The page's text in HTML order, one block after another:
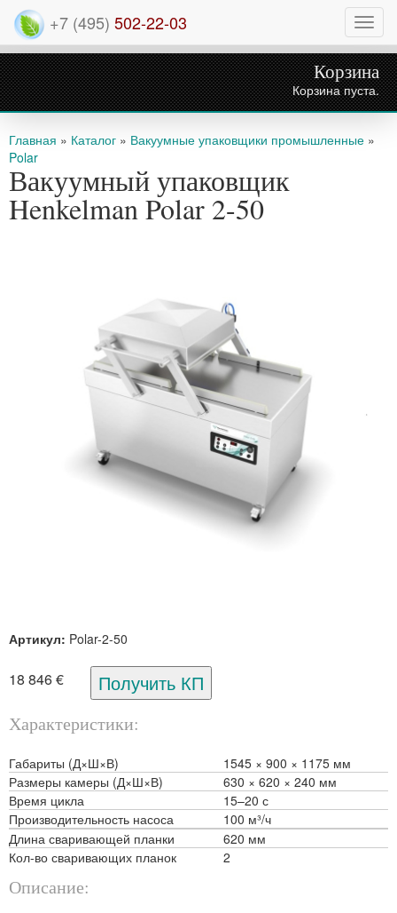
+7 (495) 502-22-03
Корзина
Корзина пуста.
Вы здесь
Главная » Каталог » Вакуумные упаковщики промышленные »
Polar
Вакуумный упаковщик
Henkelman Polar 2-50
Артикул: Polar-2-50
18 846 €
Характеристики
Габариты (Д×Ш×В) 1545 900
1175 мм
Размеры камеры (Д×Ш×В)
630 620
240 мм
Время цикла
15–20 с
Производительность насоса
100 м³/ч
Длина сваривающей планки
620 мм
Кол-во сваривающих планок
2
Описание: